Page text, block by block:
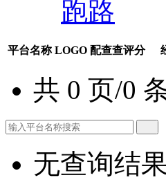
跑路
平台名称 LOGO 配查查评分
共 0 页/0
无查询结果